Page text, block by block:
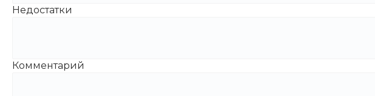
Недостатки
Комментарий